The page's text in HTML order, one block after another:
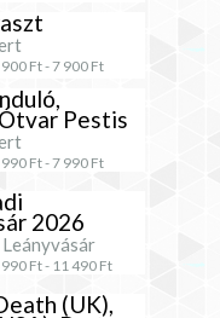
900Ft -7 900 Ft
Pestis
990Ft -7 990 Ft
2026
Ft - 11 490 Ft
(UK),